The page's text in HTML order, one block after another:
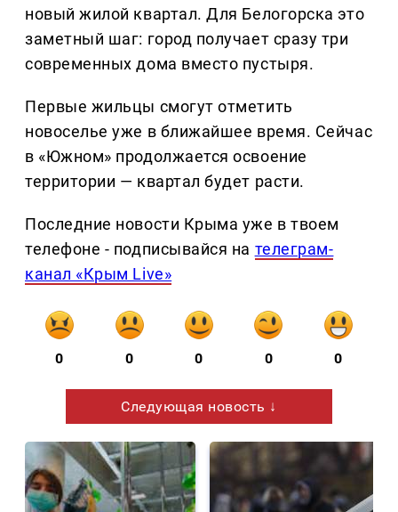
новый жилой квартал. Для Белогорска это
заметный шаг: город получает сразу три
современных дома вместо пустыря.
Первые жильцы смогут отметить
новоселье уже в ближайшее время. Сейчас
в «Южном» продолжается освоение
территории — квартал будет расти.
Последние новости Крыма уже в твоем
телефоне - подписывайся на телеграм-
канал «Крым Live»
0 0 0 0 0
Следующая новость ↓